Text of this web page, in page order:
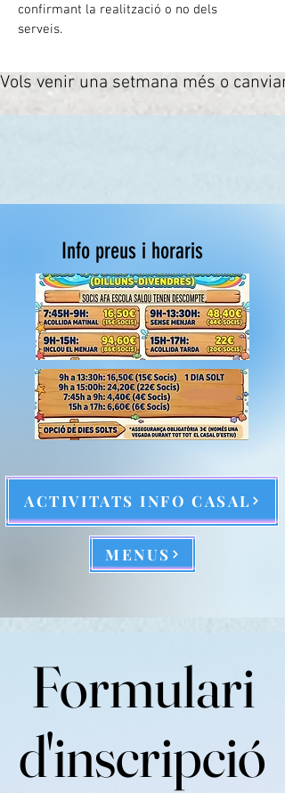
confirmant la realització o no dels
serveis.
Vols venir una setmana més o
Info preus i horaris
ACTIVITATS INFO CASAL
MENUS
Formulari
d'inscripció
Formulari
d'inscripció